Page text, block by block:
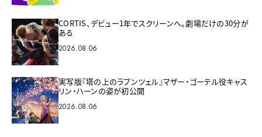
CORTIS、デビュー1年でスクリーンへ。劇場だけの30分が
ある
2026.08.06
実写版『塔の上のラプンツェル』マザー・ゴーテル役キャス
リン・ハーンの姿が初公開
2026.08.06